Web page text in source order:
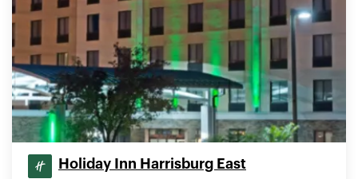
Holiday Inn Harrisburg East